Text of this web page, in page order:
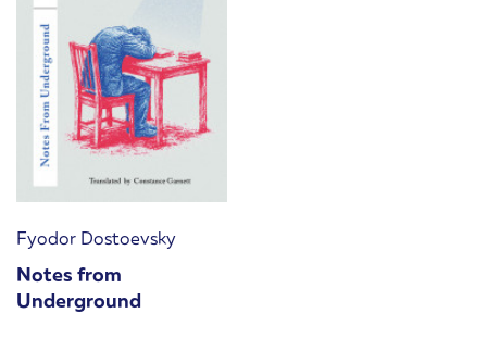
Fyodor Dostoevsky
Notes from
Underground